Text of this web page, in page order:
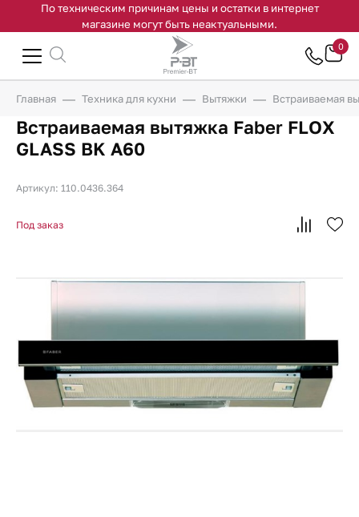
По техническим причинам цены и остатки в интернет
магазине могут быть неактуальными.
0
Главная Техника для кухни Вытяжки Встраиваемая
Встраиваемая вытяжка Faber FLOX
GLASS BK A60
Артикул: 110.0436.364
Под заказ